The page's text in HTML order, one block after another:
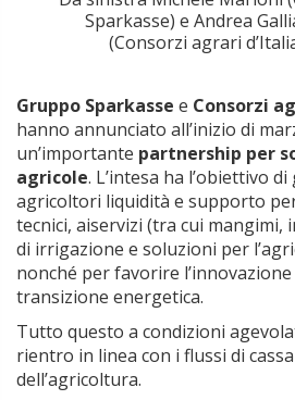
Sparkasse) e Andrea
(Consorzi agrari
Gruppo Sparkasse e Consorzi
hanno annunciato all’inizio di
un’importante partnership per
agricole. L’intesa ha l’obiettivo
agricoltori liquidità e supporto per
tecnici, aiservizi (tra cui mangimi,
di irrigazione e soluzioni per
nonché per favorire
transizione energetica.
Tutto questo a condizioni
rientro in linea con i flussi di
dell’agricoltura.